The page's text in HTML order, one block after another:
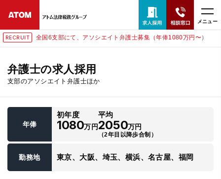
メニュー
RECRUIT 全国6支部にて、アソシエイト弁護士募集（年俸1080万円〜）
弁護士の求人採用
支部のアソシエイト弁護士ほか
年俸
初年度
1080万円
平均
2050万円
（2年目以降歩合制）
勤務地 東京、大阪、埼玉、横浜、名古屋、福岡
24時間365日全国対応
無料相談窓口はこちら